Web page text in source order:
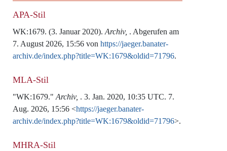
APA-Stil
WK:1679. (3. Januar 2020). Archiv, . Abgerufen am
7. August 2026, 15:56 von https://jaeger.banater-
archiv.de/index.php?title=WK:1679&oldid=71796.
MLA-Stil
"WK:1679." Archiv, . 3. Jan. 2020, 10:35 UTC. 7.
Aug. 2026, 15:56 <https://jaeger.banater-
archiv.de/index.php?title=WK:1679&oldid=71796>.
MHRA-Stil